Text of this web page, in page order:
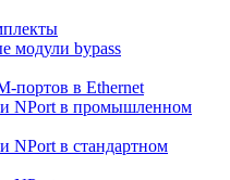
модули bypass
портов в Ethernet
NPort в промышленном
NPort в стандартном